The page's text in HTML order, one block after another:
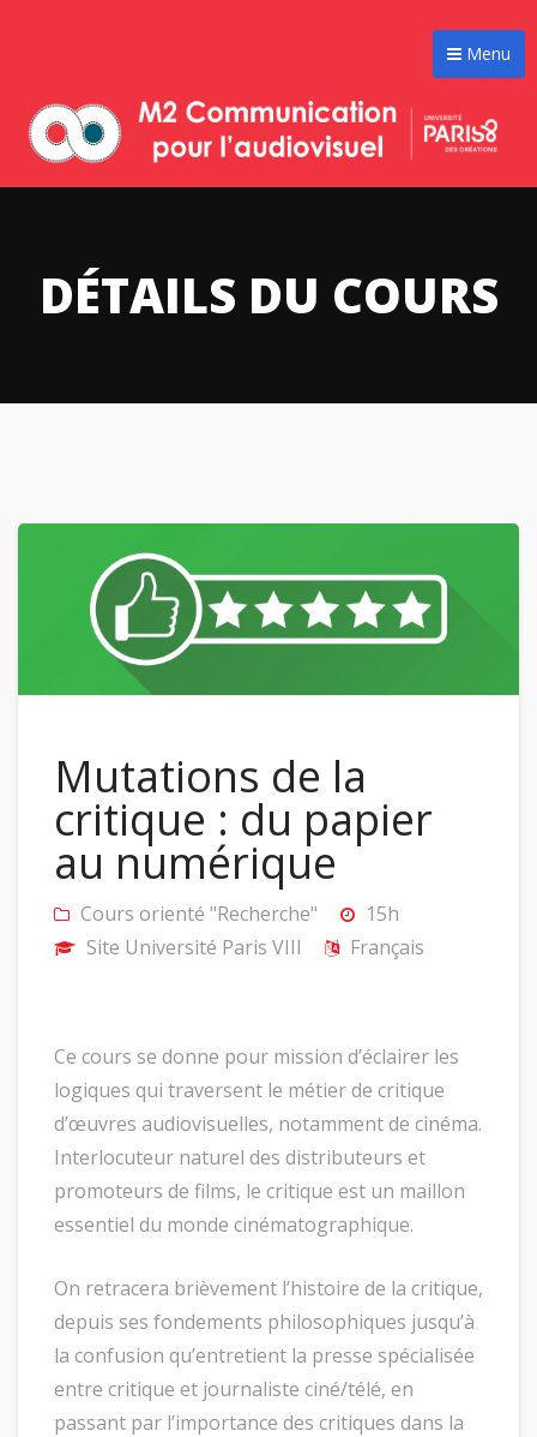
Menu
DÉTAILS DU COURS
Mutations de la
critique : du papier
au numérique
Cours orienté "Recherche"
15h
Site Université Paris VIII
Français
Ce cours se donne pour mission d’éclairer les
logiques qui traversent le métier de critique
d’œuvres audiovisuelles, notamment de cinéma.
Interlocuteur naturel des distributeurs et
promoteurs de films, le critique est un maillon
essentiel du monde cinématographique.
On retracera brièvement l’histoire de la critique,
depuis ses fondements philosophiques jusqu’à
la confusion qu’entretient la presse spécialisée
entre critique et journaliste ciné/télé, en
passant par l’importance des critiques dans la